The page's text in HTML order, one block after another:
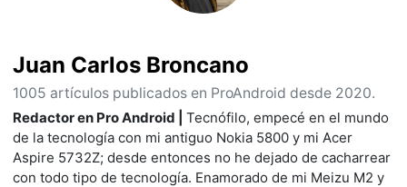
Juan Carlos Broncano
1005 artículos publicados en ProAndroid desde 2020.
Redactor en Pro Android | Tecnófilo, empecé en el mundo
de la tecnología con mi antiguo Nokia 5800 y mi Acer
Aspire 5732Z; desde entonces no he dejado de cacharrear
con todo tipo de tecnología. Enamorado de mi Meizu M2 y